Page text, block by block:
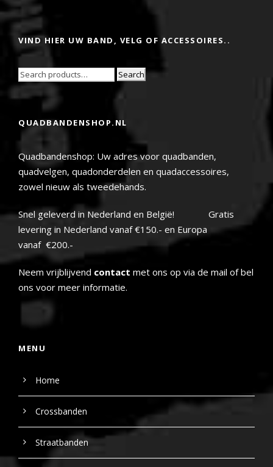
VIND HIER UW BAND, VELG OF ACCESSOIRES..
Search
QUADBANDENSHOP.NL
Quadbandenshop: Uw adres voor quadbanden,
quadvelgen, quadonderdelen en quadaccessoires,
zowel nieuw als tweedehands.
Snel geleverd in Nederland en België! Gratis
levering in Nederland vanaf €150.- en Europa
vanaf €200.-
Neem vrijblijvend contact met ons op via de mail of bel
ons voor meer informatie.
MENU
Home
Crossbanden
Straatbanden